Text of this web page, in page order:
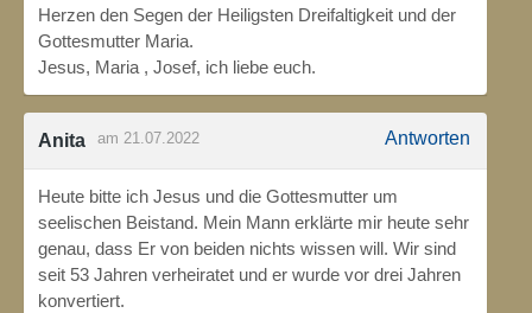
Herzen den Segen der Heiligsten Dreifaltigkeit und der
Gottesmutter Maria.
Jesus, Maria , Josef, ich liebe euch.
Anita am 21.07.2022 Antworten
Heute bitte ich Jesus und die Gottesmutter um
seelischen Beistand. Mein Mann erklärte mir heute sehr
genau, dass Er von beiden nichts wissen will. Wir sind
seit 53 Jahren verheiratet und er wurde vor drei Jahren
konvertiert.